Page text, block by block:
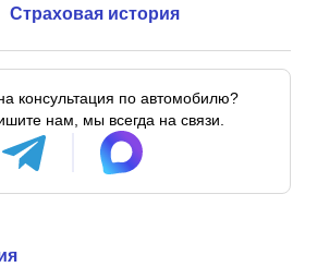
Страховая история
консультация по автомобилю?
нам, мы всегда на связи.